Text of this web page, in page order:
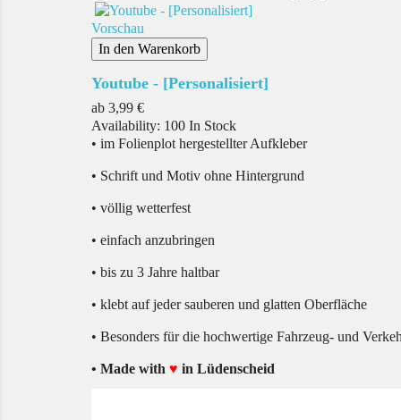
Vorschau
In den Warenkorb
Youtube - [Personalisiert]
ab Preis
3,99 €
Availability: 100 In Stock
• im Folienplot hergestellter Aufkleber
• Schrift und Motiv ohne Hintergrund
• völlig wetterfest
• einfach anzubringen
• bis zu 3 Jahre haltbar
• klebt auf jeder sauberen und glatten Oberfläche
• Besonders für die hochwertige Fahrzeug- und
• Made with ♥ in Lüdenscheid